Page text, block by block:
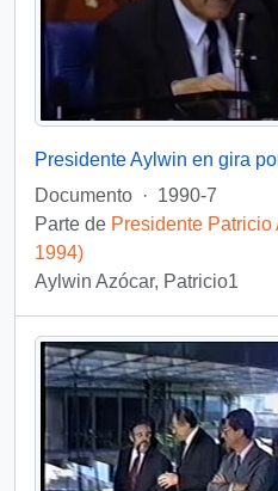
Documento · 1990-7
Parte de Presidente
1994)
Aylwin Azócar, Patricio1